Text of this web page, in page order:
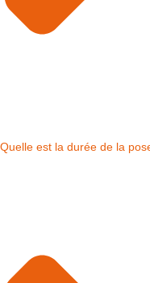
Quelle est la durée de la